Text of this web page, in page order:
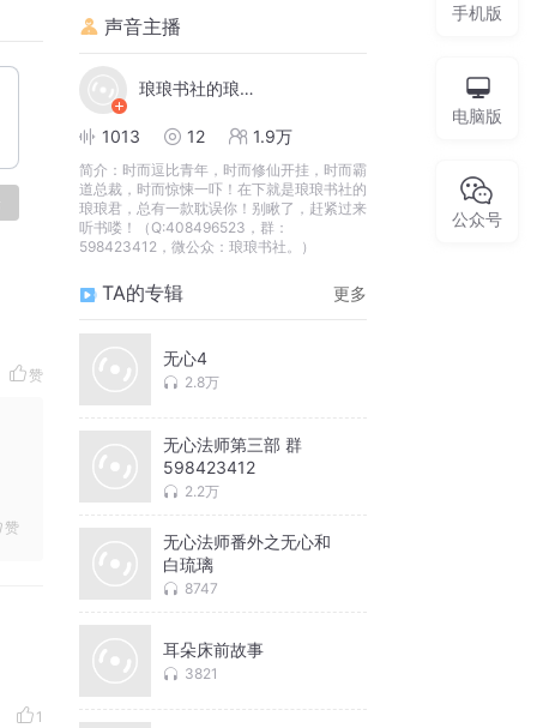
赞
赞
1
声音主播
琅琅书社的琅琅君
1013 12 1.9万
简介： 时而逗比青年，时而修仙开挂，时而霸
道总裁，时而惊悚一吓！在下就是琅琅书社的
琅琅君，总有一款耽误你！别瞅了，赶紧过来
听书喽！（Q:408496523，群：
598423412，微公众：琅琅书社。）
TA的专辑 更多
无心4
2.8万
无心法师第三部 群
598423412
2.2万
无心法师番外之无心和
白琉璃
8747
耳朵床前故事
3821
手机版
电脑版
公众号